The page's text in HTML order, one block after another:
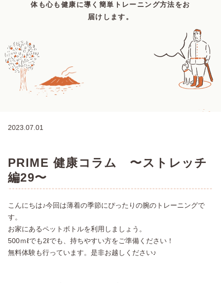
体も心も健康に導く簡単トレーニング方法をお
届けします。
2023.07.01
PRIME 健康コラム 〜ストレッチ
編29〜
こんにちは♪今回は薄着の季節にぴったりの腕のトレーニングで
す。
お家にあるペットボトルを利用しましょう。
500ｍℓでも2ℓでも、持ちやすい方をご準備ください！
無料体験も行っています。是非お越しください♪